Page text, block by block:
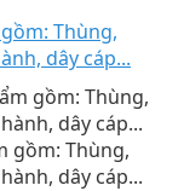
Thùng,
dây cáp...
gồm: Thùng,
dây cáp...